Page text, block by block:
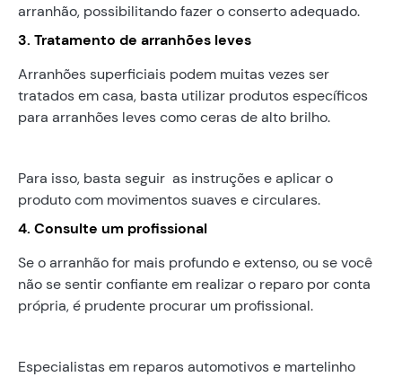
arranhão, possibilitando fazer o conserto adequado.
3. Tratamento de arranhões leves
Arranhões superficiais podem muitas vezes ser
tratados em casa, basta utilizar produtos específicos
para arranhões leves como ceras de alto brilho.
Para isso, basta seguir as instruções e aplicar o
produto com movimentos suaves e circulares.
4. Consulte um profissional
Se o arranhão for mais profundo e extenso, ou se você
não se sentir confiante em realizar o reparo por conta
própria, é prudente procurar um profissional.
Especialistas em reparos automotivos e martelinho